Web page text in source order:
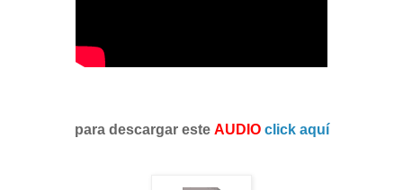
para descargar este AUDIO click aquí